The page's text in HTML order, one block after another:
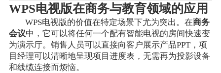
WPS电视版在商务与教育领域的应用
WPS电视版的价值在特定场景下尤为突出。在商务
会议中，它可以将任何一个配有智能电视的房间快速变
为演示厅。销售人员可以直接向客户展示产品PPT，项
目经理可以清晰地呈现项目进度表，无需再为投影设备
和线缆连接而烦恼。